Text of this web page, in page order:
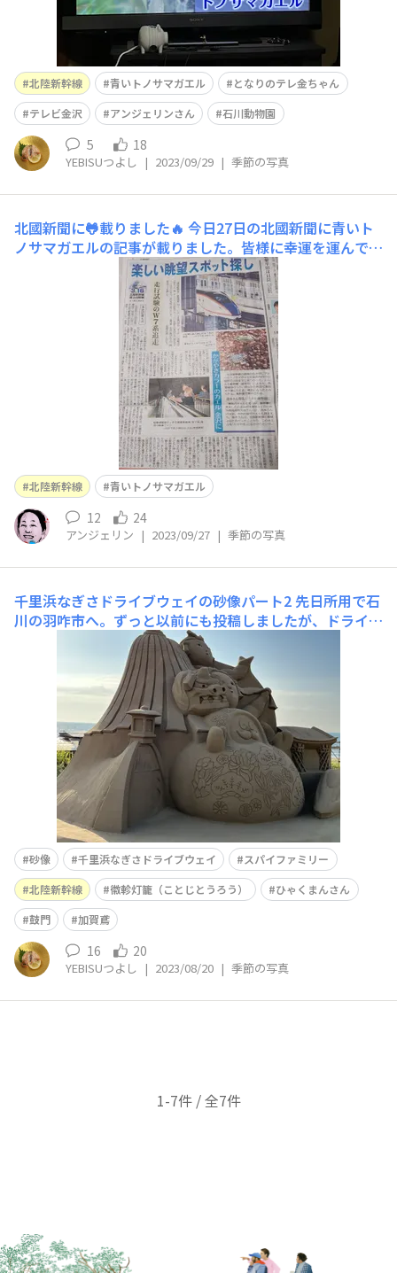
北陸新幹線 青いトノサマガエル
となりのテレ金ちゃん
テレビ金沢
アンジェリンさん 石川動物園
5 18
YEBISUつよし | 2023/09/29 | 季節の写真
北國新聞に🐸載りました🔥 今日27日の北國新聞に青いト
ノサマガエルの記事が載りました。皆様に幸運を運んでく
れることでしょう🐸
北陸新幹線 青いトノサマガエル
12 24
アンジェリン | 2023/09/27 | 季節の写真
千里浜なぎさドライブウェイの砂像パート2 先日所用で石
川の羽咋市へ。ずっと以前にも投稿しましたが、ドライブ
ウェイ入口の砂像が、増えてた像（ぞう。）写真は石川を
代表する、加賀鳶、鼓門、兼六園徽軫灯籠（ことじとうろ
う）、北陸新幹線🚄観光PRマスコットひゃくまんさんが
題材。その他にも、アニメスパイファミリー の砂像♫
アニメスパイファミリーを模し
砂像 千里浜なぎさドライブウェイ
スパイファミリー
北陸新幹線
徽軫灯籠（ことじとうろう）
ひゃくまんさん
鼓門
加賀鳶
16 20
YEBISUつよし | 2023/08/20 | 季節の写真
1-7件 / 全7件